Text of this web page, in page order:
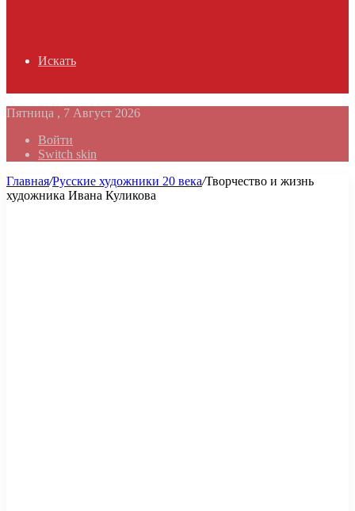
Искать
Пятница , 7 Август 2026
Войти
Switch skin
Главная/Русские художники 20 века/Творчество и жизнь
художника Ивана Куликова